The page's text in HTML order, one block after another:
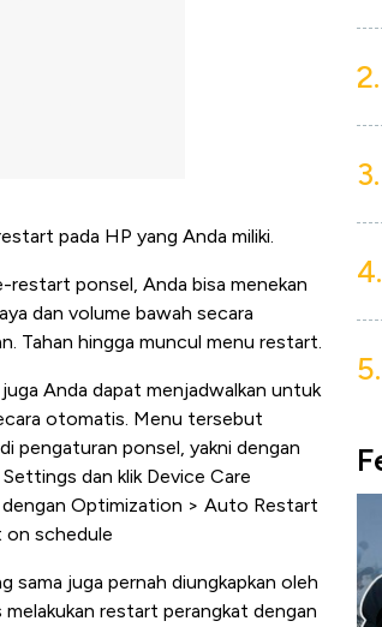
pada HP yang Anda miliki.
restart ponsel, Anda bisa menekan
dan volume bawah secara
Tahan hingga muncul menu restart.
Anda dapat menjadwalkan untuk
otomatis. Menu tersebut
pengaturan ponsel, yakni dengan
Settings dan klik Device Care
Optimization > Auto Restart
on schedule
sama juga pernah diungkapkan oleh
restart perangkat dengan
2.
3.
4.
5.